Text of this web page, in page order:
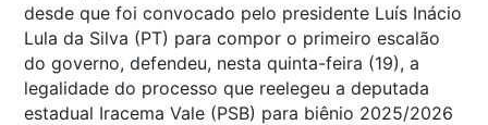
desde que foi convocado pelo presidente Luís Inácio
Lula da Silva (PT) para compor o primeiro escalão
do governo, defendeu, nesta quinta-feira (19), a
legalidade do processo que reelegeu a deputada
estadual Iracema Vale (PSB) para biênio 2025/2026